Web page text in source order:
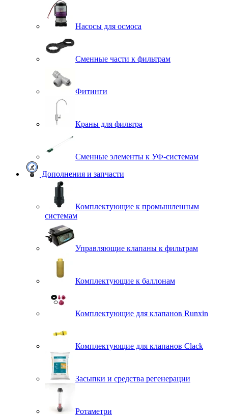
Насосы для осмоса
Сменные части к фильтрам
Фитинги
Краны для фильтра
Сменные элементы к УФ-системам
Дополнения и запчасти
Комплектующие к промышленным
системам
Управляющие клапаны к фильтрам
Комплектующие к баллонам
Комплектующие для клапанов Runxin
Комплектующие для клапанов Clack
Засыпки и средства регенерации
Ротаметри